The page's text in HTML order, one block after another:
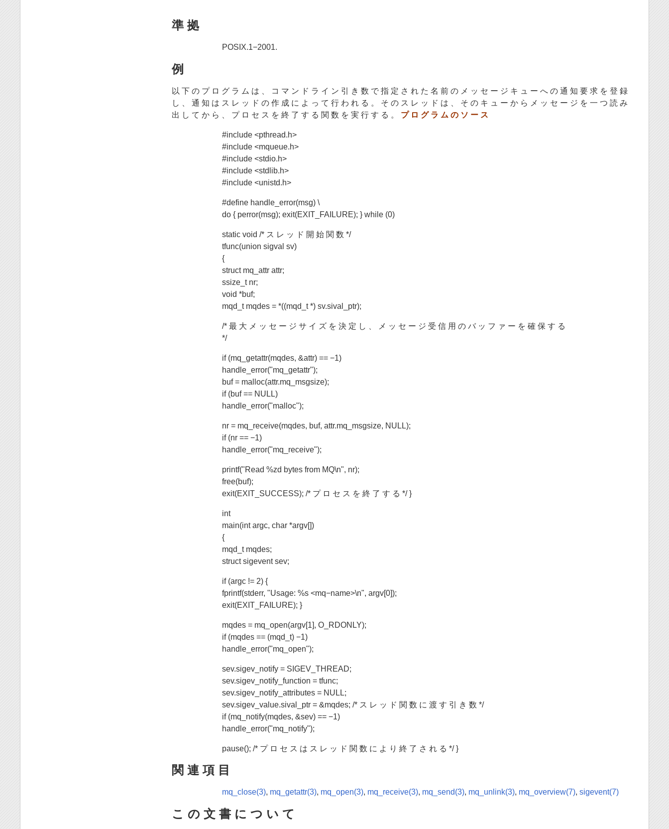
準 拠
POSIX.1−2001.
例
以 下 の プ ロ グ ラ ム は 、 コ マ ン ド ラ イ ン 引 き 数 で 指 定 さ れ た 名 前 の メ ッ セ ー ジ キ ュ ー へ の 通 知 要 求 を 登 録
し 、 通 知 は ス レ ッ ド の 作 成 に よ っ て 行 わ れ る 。 そ の ス レ ッ ド は 、 そ の キ ュ ー か ら メ ッ セ ー ジ を 一 つ 読 み
出 し て か ら 、 プ ロ セ ス を 終 了 す る 関 数 を 実 行 す る 。 プ ロ グ ラ ム の ソ ー ス
#include <pthread.h>
#include <mqueue.h>
#include <stdio.h>
#include <stdlib.h>
#include <unistd.h>
#define handle_error(msg) \
do { perror(msg); exit(EXIT_FAILURE); } while (0)
static void /* ス レ ッ ド 開 始 関 数 */
tfunc(union sigval sv)
{
struct mq_attr attr;
ssize_t nr;
void *buf;
mqd_t mqdes = *((mqd_t *) sv.sival_ptr);
/* 最 大 メ ッ セ ー ジ サ イ ズ を 決 定 し 、 メ ッ セ ー ジ 受 信 用 の バ ッ フ ァ ー を 確 保 す る
*/
if (mq_getattr(mqdes, &attr) == −1)
handle_error("mq_getattr");
buf = malloc(attr.mq_msgsize);
if (buf == NULL)
handle_error("malloc");
nr = mq_receive(mqdes, buf, attr.mq_msgsize, NULL);
if (nr == −1)
handle_error("mq_receive");
printf("Read %zd bytes from MQ\n", nr);
free(buf);
exit(EXIT_SUCCESS); /* プ ロ セ ス を 終 了 す る */ }
int
main(int argc, char *argv[])
{
mqd_t mqdes;
struct sigevent sev;
if (argc != 2) {
fprintf(stderr, "Usage: %s <mq−name>\n", argv[0]);
exit(EXIT_FAILURE); }
mqdes = mq_open(argv[1], O_RDONLY);
if (mqdes == (mqd_t) −1)
handle_error("mq_open");
sev.sigev_notify = SIGEV_THREAD;
sev.sigev_notify_function = tfunc;
sev.sigev_notify_attributes = NULL;
sev.sigev_value.sival_ptr = &mqdes; /* ス レ ッ ド 関 数 に 渡 す 引 き 数 */
if (mq_notify(mqdes, &sev) == −1)
handle_error("mq_notify");
pause(); /* プ ロ セ ス は ス レ ッ ド 関 数 に よ り 終 了 さ れ る */ }
関 連 項 目
mq_close(3), mq_getattr(3), mq_open(3), mq_receive(3), mq_send(3), mq_unlink(3), mq_overview(7),sigevent(7)
こ の 文 書 に つ い て